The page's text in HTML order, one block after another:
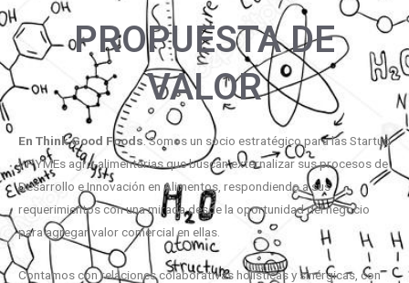
PROPUESTA DE
VALOR
En ThinkGood Foods. Somos un socio estratégico para las Startup
y PYMEs agro-alimentarias que buscan externalizar sus procesos de
Desarrollo e Innovación en Alimentos, respondiendo a sus
requerimientos con una mirada desde la oportunidad del negocio
para agregar valor comercial en ellas.
Contamos con relaciones colaborativas holísticas y sinérgicas, con